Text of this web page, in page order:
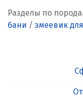
Разделы по
бани / змеевик